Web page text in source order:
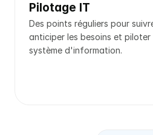
Pilotage IT
Des points réguliers pour
anticiper les besoins et piloter
système d'information.